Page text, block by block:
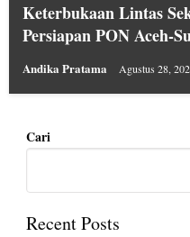
Keterbukaan Lintas
Persiapan PON Aceh-
Andika Pratama Agustus 28,
Cari
Recent Posts